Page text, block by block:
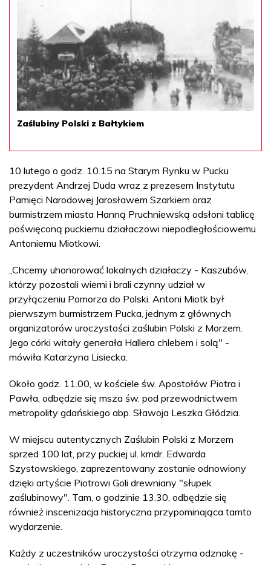
Zaślubiny Polski z Bałtykiem
10 lutego o godz. 10.15 na Starym Rynku w Pucku
prezydent Andrzej Duda wraz z prezesem Instytutu
Pamięci Narodowej Jarosławem Szarkiem oraz
burmistrzem miasta Hanną Pruchniewską odsłoni tablicę
poświęconą puckiemu działaczowi niepodległościowemu
Antoniemu Miotkowi.
„Chcemy uhonorować lokalnych działaczy - Kaszubów,
którzy pozostali wierni i brali czynny udział w
przyłączeniu Pomorza do Polski. Antoni Miotk był
pierwszym burmistrzem Pucka, jednym z głównych
organizatorów uroczystości zaślubin Polski z Morzem.
Jego córki witały generała Hallera chlebem i solą" -
mówiła Katarzyna Lisiecka.
Około godz. 11.00, w kościele św. Apostołów Piotra i
Pawła, odbędzie się msza św. pod przewodnictwem
metropolity gdańskiego abp. Sławoja Leszka Głódzia.
W miejscu autentycznych Zaślubin Polski z Morzem
sprzed 100 lat, przy puckiej ul. kmdr. Edwarda
Szystowskiego, zaprezentowany zostanie odnowiony
dzięki artyście Piotrowi Goli drewniany "słupek
zaślubinowy". Tam, o godzinie 13.30, odbędzie się
również inscenizacja historyczna przypominająca tamto
wydarzenie.
Każdy z uczestników uroczystości otrzyma odznakę -